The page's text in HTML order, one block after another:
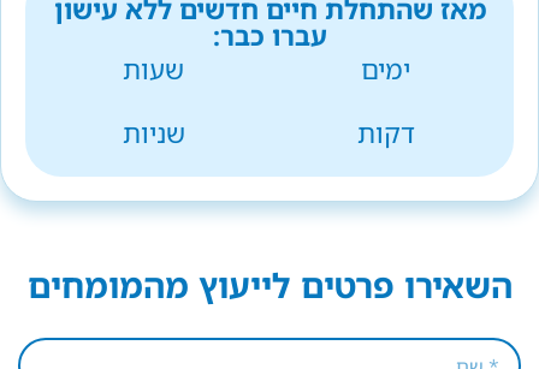
מאז שהתחלת חיים חדשים ללא עישון
עברו כבר:
ימים
שעות
דקות
שניות
השאירו פרטים לייעוץ מהמומחים